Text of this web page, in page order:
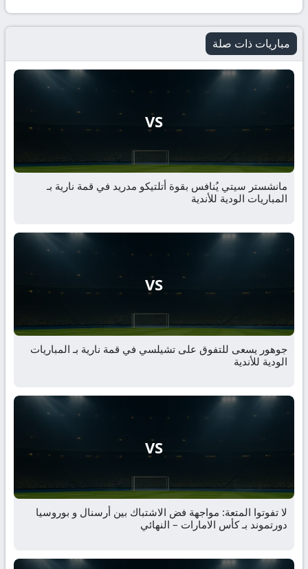
مباريات ذات صلة
VS
مانشستر سيتي يُنافس بقوة أتلتيكو مدريد في قمة نارية بـ
المباريات الودية للأندية
VS
جوهور يسعى للتفوق على تشيلسي في قمة نارية بـ المباريات
الودية للأندية
VS
لا تفوتوا المتعة: مواجهة فض الاشتباك بين أرسنال و بوروسيا
دورتموند بـ كأس الامارات – النهائي